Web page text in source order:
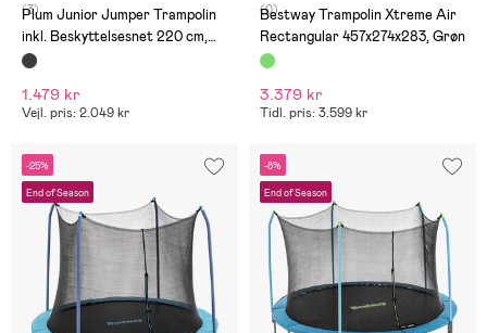
(3)
Plum Junior Jumper Trampolin
inkl. Beskyttelsesnet 220 cm,
Blå/Grøn
1.479 kr
Vejl. pris: 2.049 kr
(0)
Bestway Trampolin Xtreme Air
Rectangular 457x274x283, Grøn
3.379 kr
Tidl. pris: 3.599 kr
-25%
End of Season
-8%
End of Season